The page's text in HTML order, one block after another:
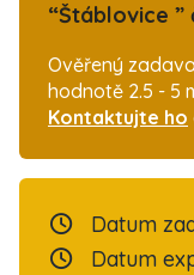
“Štáblovice ”
Ověřený
hodnotě 2.5 - 5
Kontaktujte ho
Datum
Datum